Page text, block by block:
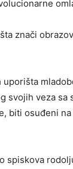
znači
svojih veza sa
biti osuđeni
spiskova